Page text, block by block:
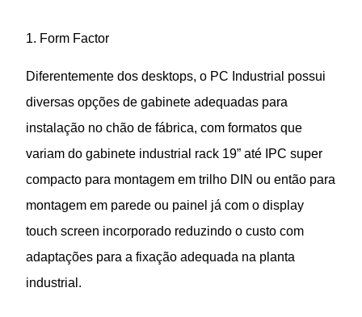
1. Form Factor
Diferentemente dos desktops, o PC Industrial possui
diversas opções de gabinete adequadas para
instalação no chão de fábrica, com formatos que
variam do gabinete industrial rack 19” até IPC super
compacto para montagem em trilho DIN ou então para
montagem em parede ou painel já com o display
touch screen incorporado reduzindo o custo com
adaptações para a fixação adequada na planta
industrial.